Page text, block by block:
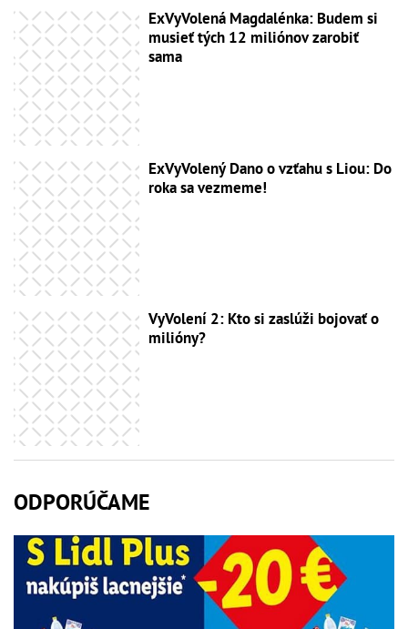
ExVyVolená Magdalénka: Budem si
musieť tých 12 miliónov zarobiť
sama
ExVyVolený Dano o vzťahu s Liou: Do
roka sa vezmeme!
VyVolení 2: Kto si zaslúži bojovať o
milióny?
ODPORÚČAME